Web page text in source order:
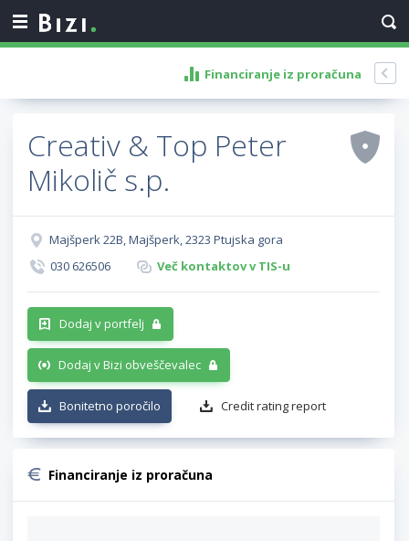
Financiranje iz proračuna
Creativ & Top Peter
Mikolič s.p.
Majšperk 22B, Majšperk, 2323 Ptujska gora
030 626506
Več kontaktov v TIS-u
Dodaj v portfelj
Dodaj v Bizi obveščevalec
Bonitetno poročilo Credit rating report
Financiranje iz proračuna